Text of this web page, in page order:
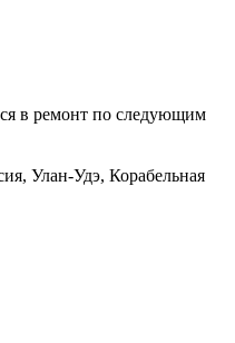
в ремонт по следующим
Улан-Удэ, Корабельная